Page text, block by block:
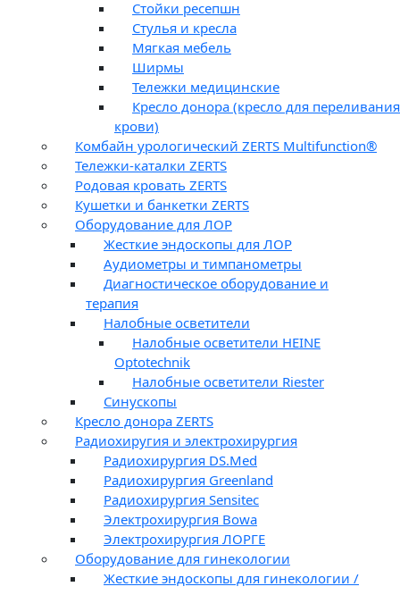
Стойки ресепшн
Стулья и кресла
Мягкая мебель
Ширмы
Тележки медицинские
Кресло донора (кресло для переливания
крови)
Комбайн урологический ZERTS Multifunction®
Тележки-каталки ZERTS
Родовая кровать ZERTS
Кушетки и банкетки ZERTS
Оборудование для ЛОР
Жесткие эндоскопы для ЛОР
Аудиометры и тимпанометры
Диагностическое оборудование и
терапия
Налобные осветители
Налобные осветители HEINE
Optotechnik
Налобные осветители Riester
Синускопы
Кресло донора ZERTS
Радиохиругия и электрохирургия
Радиохирургия DS.Med
Радиохирургия Greenland
Радиохирургия Sensitec
Электрохирургия Bowa
Электрохирургия ЛОРГЕ
Оборудование для гинекологии
Жесткие эндоскопы для гинекологии /